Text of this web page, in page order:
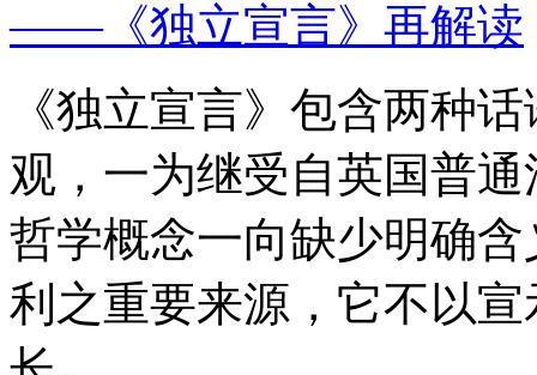
——《独立宣言》再解读
《独立宣言》包含两种
观，一为继受自英国普
哲学概念一向缺少明确
利之重要来源，它不以